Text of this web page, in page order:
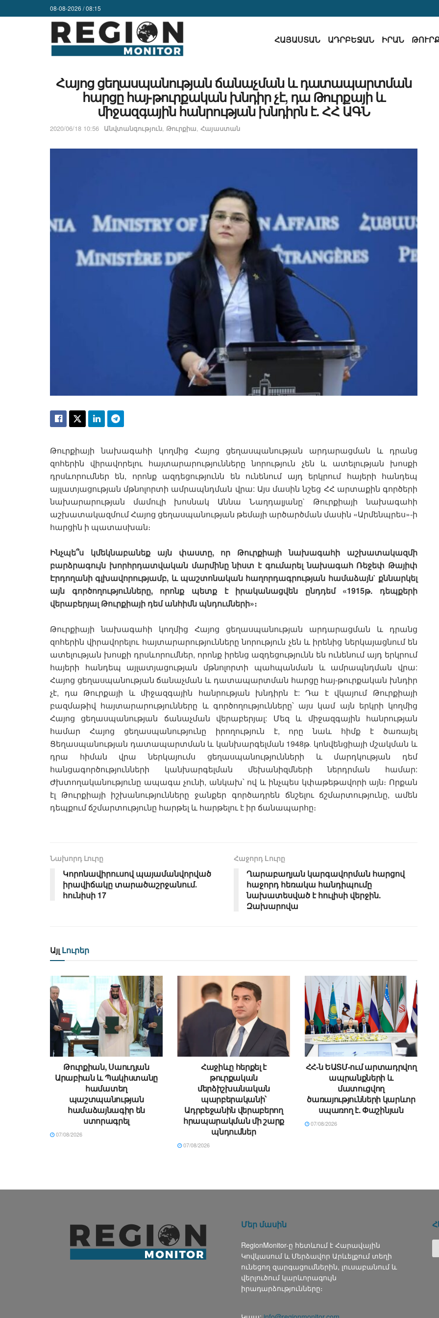
08-08-2026 / 08:15
ՀԱՅԱՍՏԱՆ ԱԴՐԲԵՋԱՆ ԻՐԱՆ
Հայոց ցեղասպանության ճանաչման և դատապարտման
հարցը հայ-թուրքական խնդիր չէ, դա Թուրքայի և
միջազգային հանրության խնդիրն է. ՀՀ ԱԳՆ
2020/06/18 10:56 Անվտանգություն, Թուրքիա, Հայաստան
Թուրքիայի նախագահի կողմից Հայոց ցեղասպանության արդարացման և դրանց
զոհերին վիրավորելու հայտարարությունները նորություն չեն և ատելության խոսքի
դրսևորումներ են, որոնք ազդեցությունն են ունենում այդ երկրում հայերի հանդեպ
այլատյացության մթնոլորտի ամրապնդման վրա: Այս մասին նշեց ՀՀ արտաքին գործերի
նախարարության մամուլի խոսնակ Աննա Նաղդալյանը` Թուրքիայի նախագահի
աշխատակազմում Հայոց ցեղասպանության թեմայի արծարծման մասին «Արմենպրես»-ի
հարցին ի պատասխան։
Ինչպե՞ս կմեկնաբանեք այն փաստը, որ Թուրքիայի նախագահի աշխատակազմի
բարձրագույն խորհրդատվական մարմինը նիստ է գումարել նախագահ Ռեջեփ Թայիփ
Էրդողանի գլխավորությամբ, և պաշտոնական հաղորդագրության համաձայն` քննարկել
այն գործողությունները, որոնք պետք է իրականացվեն ընդդեմ «1915թ. դեպքերի
վերաբերյալ Թուրքիայի դեմ անհիմն պնդումների»։
Թուրքիայի նախագահի կողմից Հայոց ցեղասպանության արդարացման և դրանց
զոհերին վիրավորելու հայտարարությունները նորություն չեն և իրենից ներկայացնում են
ատելության խոսքի դրսևորումներ, որոնք իրենց ազդեցությունն են ունենում այդ երկրում
հայերի հանդեպ այլատյացության մթնոլորտի պահպանման և ամրապնդման վրա:
Հայոց ցեղասպանության ճանաչման և դատապարտման հարցը հայ-թուրքական խնդիր
չէ, դա Թուրքայի և միջազգային հանրության խնդիրն է: Դա է վկայում Թուրքիայի
բազմաթիվ հայտարարությունները և գործողությունները՝ այս կամ այն երկրի կողմից
Հայոց ցեղասպանության ճանաչման վերաբերյալ: Մեզ և միջազգային հանրության
համար Հայոց ցեղասպանությունը իրողություն է, որը նաև հիմք է ծառայել
Ցեղասպանության դատապարտման և կանխարգելման 1948թ․ կոնվենցիայի մշակման և
դրա հիման վրա ներկայումս ցեղասպանությունների և մարդկության դեմ
հանցագործությունների կանխարգելման մեխանիզմների ներդրման համար:
Ժխտողականությունը ապագա չունի, անկախ՝ ով և ինչպես կփաթեթավորի այն։ Որքան
էլ Թուրքիայի իշխանությունները ջանքեր գործադրեն ճնշելու ճշմարտությունը, ամեն
դեպքում ճշմարտությունը հարթել և հարթելու է իր ճանապարհը։
Նախորդ Լուրը
Կորոնավիրուսով պայամանվորված
իրավիճակը տարածաշրջանում․
հունիսի 17
Հաջորդ Lուրը
Ղարաբաղյան կարգավորման հարցով
հաջորդ հեռակա հանդիպումը
նախատեսված է հուլիսի վերջին.
Զախարովա
Այլ Լուրեր
Թուրքիան, Սաուդյան
Արաբիան և Պակիստանը
համատեղ
պաշտպանության
համաձայնագիր են
ստորագրել
07/08/2026
Հաջիևը հերքել է
թուրքական
մերձիշխանական
պարբերականի՝
Ադրբեջանին վերաբերող
հրապարակման մի շարք
պնդումներ
07/08/2026
ՀՀ-ն ԵԱՏՄ-ում արտադրվող
ապրանքների և
մատուցվող
ծառայությունների կարևոր
սպառող է. Փաշինյան
07/08/2026
Մեր մասին
RegionMonitor-ը հետևում է Հարավային
Կովկասում և Մերձավոր Արևելքում տեղի
ունեցող զարգացումներին, լուսաբանում և
վերլուծում կարևորագույն
իրադարձությունները։